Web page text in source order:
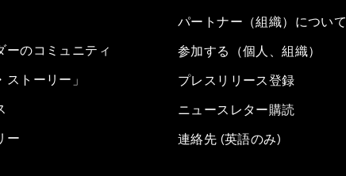
ーのコミュニティ
ストーリー」
ー
パートナー（組織）について
参加する（個人、組織）
プレスリリース登録
ニュースレター購読
連絡先 (英語のみ)